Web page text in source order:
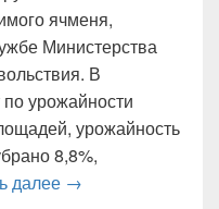
ячменя,
Министерства
В
урожайности
урожайность
8,8%,
далее Районы — лидеры
→